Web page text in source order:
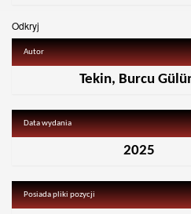
Odkryj
Autor
Tekin, Burcu
Data wydania
2025
Posiada pliki pozycji